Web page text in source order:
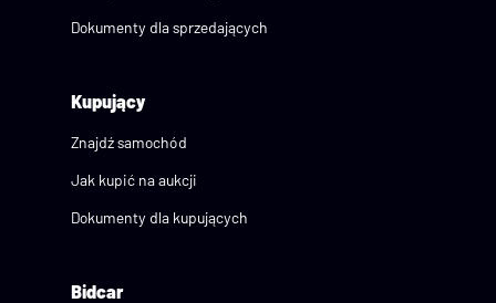
Dokumenty dla sprzedających
Kupujący
Znajdź samochód
Jak kupić na aukcji
Dokumenty dla kupujących
Bidcar